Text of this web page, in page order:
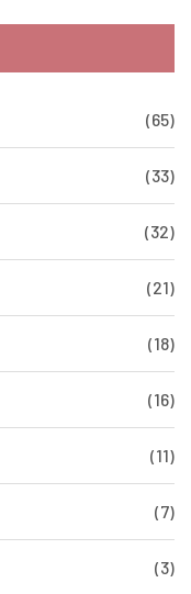
(65)
(33)
(32)
(21)
(18)
(16)
(11)
(7)
(3)